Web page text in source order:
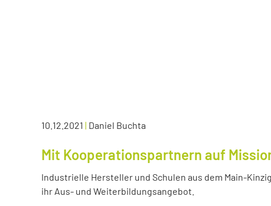
10.12.2021 | Daniel Buchta
Mit Kooperationspartnern auf
Industrielle Hersteller und Schulen aus dem Main-
ihr Aus- und Weiterbildungsangebot.